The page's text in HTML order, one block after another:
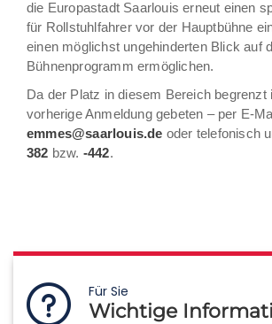
die Europastadt Saarlouis erneut einen
für Rollstuhlfahrer vor der Hauptbühne
einen möglichst ungehinderten Blick auf
Bühnenprogramm ermöglichen.
Da der Platz in diesem Bereich begrenzt
vorherige Anmeldung gebeten – per E-
emmes@saarlouis.de oder telefonisch
382 bzw. -442.
Für Sie
Wichtige